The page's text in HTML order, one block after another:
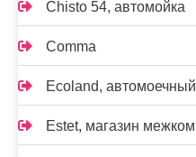
Chisto 54, автомойка
Comma
Ecoland,
Estet, магазин